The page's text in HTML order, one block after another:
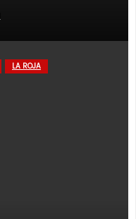
LA ROJA